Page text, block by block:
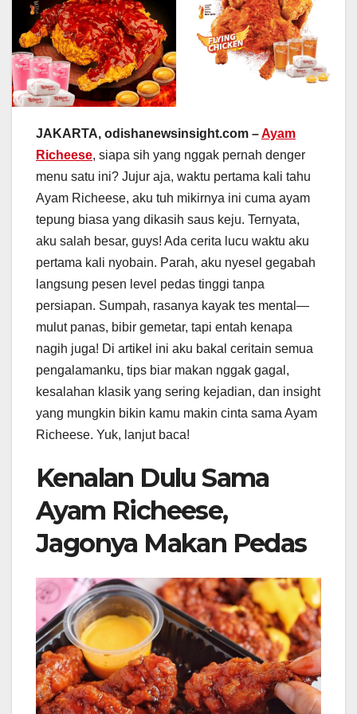
JAKARTA, odishanewsinsight.com –Ayam
Richeese, siapa sih yang nggak pernah denger
menu satu ini? Jujur aja, waktu pertama kali tahu
Ayam Richeese, aku tuh mikirnya ini cuma ayam
tepung biasa yang dikasih saus keju. Ternyata,
aku salah besar, guys! Ada cerita lucu waktu aku
pertama kali nyobain. Parah, aku nyesel gegabah
langsung pesen level pedas tinggi tanpa
persiapan. Sumpah, rasanya kayak tes mental—
mulut panas, bibir gemetar, tapi entah kenapa
nagih juga! Di artikel ini aku bakal ceritain semua
pengalamanku, tips biar makan nggak gagal,
kesalahan klasik yang sering kejadian, dan insight
yang mungkin bikin kamu makin cinta sama Ayam
Richeese. Yuk, lanjut baca!
Kenalan Dulu Sama
Ayam Richeese,
Jagonya Makan Pedas